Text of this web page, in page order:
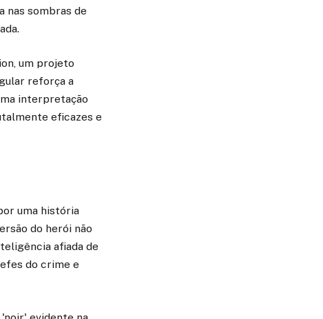
nas sombras de
um projeto
reforça a
interpretação
eficazes e
uma história
do herói não
afiada de
do crime e